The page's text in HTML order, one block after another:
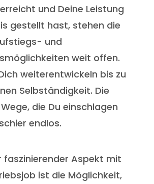
und Deine Leistung
gestellt hast, stehen die
und
weit offen.
weiterentwickeln bis zu
Selbständigkeit. Die
die Du einschlagen
endlos.
faszinierender Aspekt mit
ist die Möglichkeit,